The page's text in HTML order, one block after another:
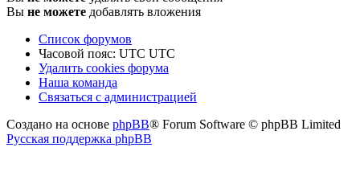
Вы не можете добавлять вложения
Список форумов
Часовой пояс: UTC UTC
Удалить cookies форума
Наша команда
Связаться с администрацией
Создано на основе phpBB® Forum Software © phpBB Limited
Русская поддержка phpBB